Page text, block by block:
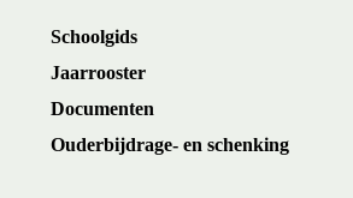
Schoolgids
Jaarrooster
Documenten
Ouderbijdrage- en schenking